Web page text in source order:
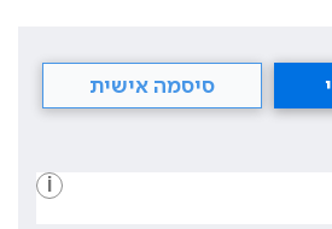
סיסמה אישית
i